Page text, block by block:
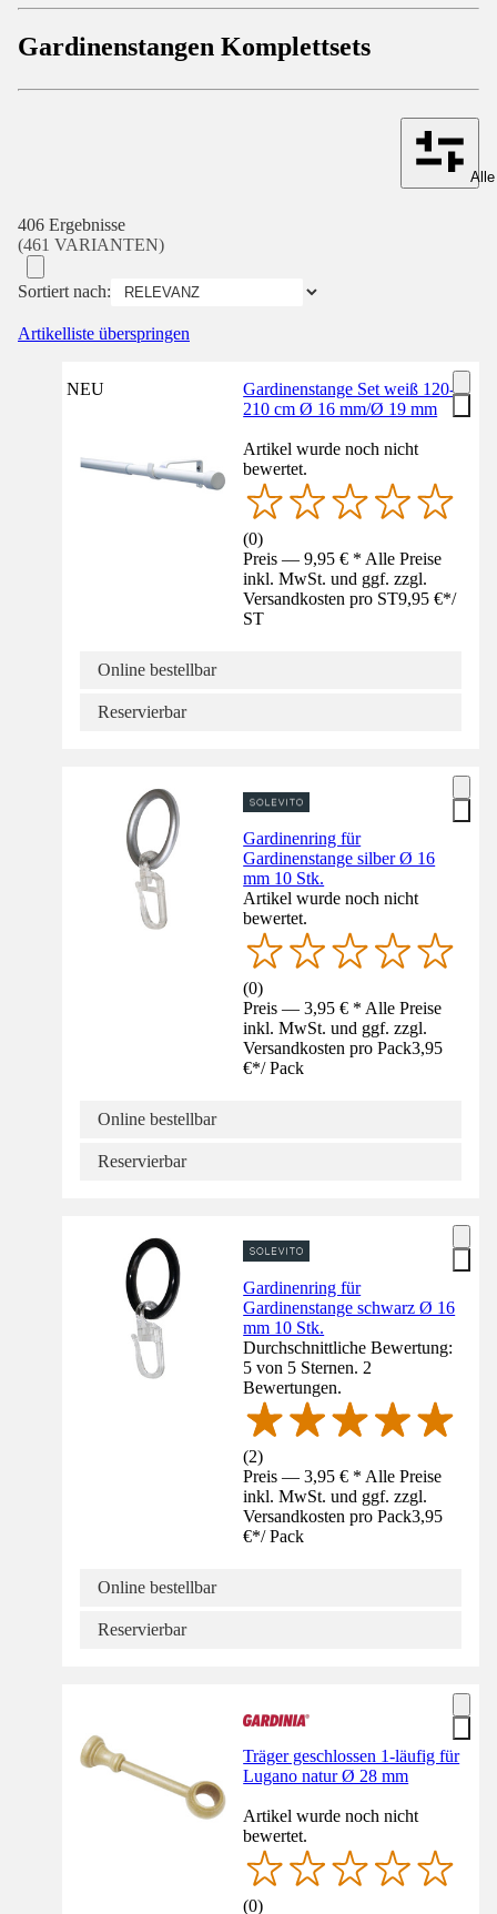
Gardinenstangen Komplettsets
406 Ergebnisse
(461 VARIANTEN)
Sortiert nach:
Artikelliste überspringen
NEU
Gardinenstange Set weiß 120-
210 cm Ø 16 mm/Ø 19 mm
Artikel wurde noch nicht
bewertet.
(0)
Preis — 9,95 € * Alle Preise
inkl. MwSt. und ggf. zzgl.
Versandkosten pro ST9,95 €*/
ST
Online bestellbar
Reservierbar
Gardinenring für
Gardinenstange silber Ø 16
mm 10 Stk.
Artikel wurde noch nicht
bewertet.
(0)
Preis — 3,95 € * Alle Preise
inkl. MwSt. und ggf. zzgl.
Versandkosten pro Pack3,95
€*/ Pack
Online bestellbar
Reservierbar
Gardinenring für
Gardinenstange schwarz Ø 16
mm 10 Stk.
Durchschnittliche Bewertung:
5 von 5 Sternen. 2
Bewertungen.
(2)
Preis — 3,95 € * Alle Preise
inkl. MwSt. und ggf. zzgl.
Versandkosten pro Pack3,95
€*/ Pack
Online bestellbar
Reservierbar
Träger geschlossen 1-läufig für
Lugano natur Ø 28 mm
Artikel wurde noch nicht
bewertet.
(0)